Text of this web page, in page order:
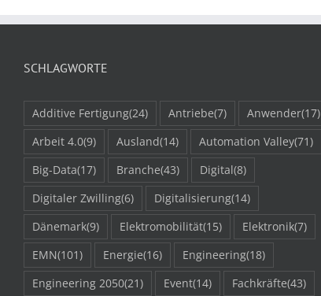
SCHLAGWORTE
Additive Fertigung(24) Antriebe(7) Anwender(17)
Arbeit 4.0(9) Ausland(14) Automation Valley(71)
Big-Data(17) Branche(43) Digital(8)
Digitaler Zwilling(6) Digitalisierung(14)
Dänemark(9) Elektromobilität(15) Elektronik(7)
EMN(101) Energie(16) Engineering(18)
Engineering 2050(21) Event(14) Fachkräfte(43)